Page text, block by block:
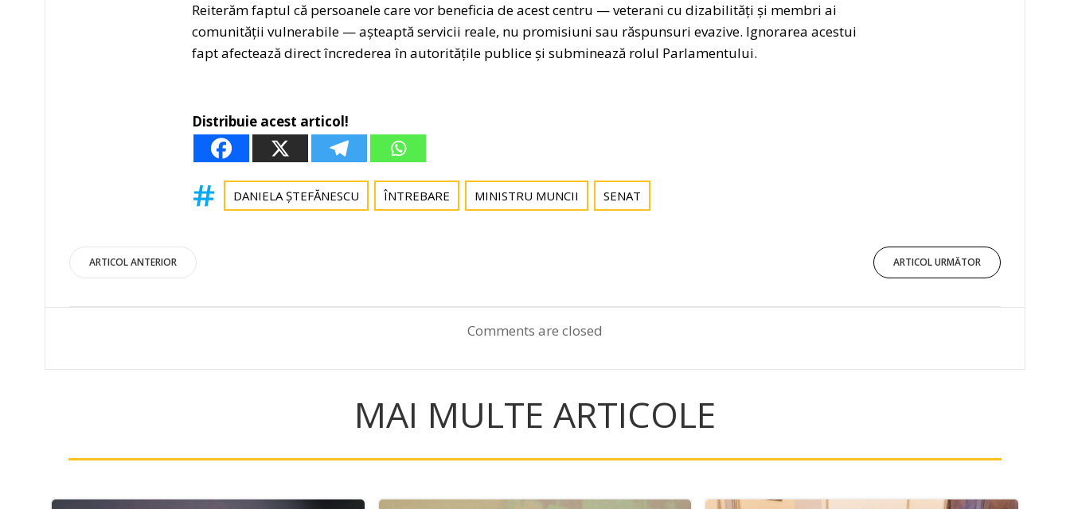
Reiterăm faptul că persoanele care vor beneficia de acest centru — veterani cu dizabilități și membri ai
comunității vulnerabile — așteaptă servicii reale, nu promisiuni sau răspunsuri evazive. Ignorarea acestui
fapt afectează direct încrederea în autoritățile publice și subminează rolul Parlamentului.
Distribuie acest articol!
DANIELA ȘTEFĂNESCU ÎNTREBARE MINISTRU MUNCII SENAT
Post
navigation
ARTICOL ANTERIOR
navigation
ARTICOL URMĂTOR
Comments are closed
MAI MULTE ARTICOLE